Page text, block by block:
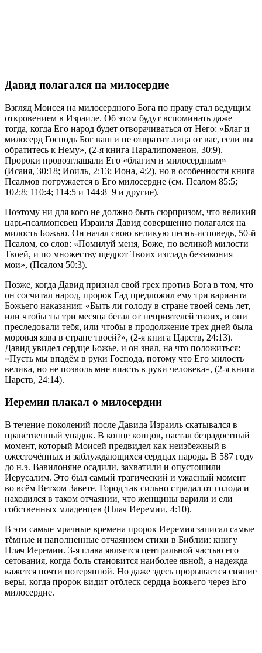
Давид полагался на милосердие
Взгляд Моисея на милосердного Бога по праву стал ведущим
откровением в Израиле. Об этом будут вспоминать даже
тогда, когда Его народ будет отворачиваться от Него: «Благ и
милосерд Господь Бог ваш и не отвратит лица от вас, если вы
обратитесь к Нему», (2-я книга Паралипоменон, 30:9).
Пророки провозглашали Его «благим и милосердным»
(Исаия, 30:18; Иоиль, 2:13; Иона, 4:2), но в особенности книга
Псалмов погружается в Его милосердие (см. Псалом 85:5;
102:8; 110:4; 114:5 и 144:8–9 и другие).
Поэтому ни для кого не должно быть сюрпризом, что великий
царь-псалмопевец Израиля Давид совершенно полагался на
милость Божью. Он начал свою великую песнь-исповедь, 50-й
Псалом, со слов: «Помилуй меня, Боже, по великой милости
Твоей, и по множеству щедрот Твоих изгладь беззакония
мои», (Псалом 50:3).
Позже, когда Давид признал свой грех против Бога в том, что
он сосчитал народ, пророк Гад предложил ему три варианта
Божьего наказания: «Быть ли голоду в стране твоей семь лет,
или чтобы ты три месяца бегал от неприятелей твоих, и они
преследовали тебя, или чтобы в продолжение трех дней была
моровая язва в стране твоей?», (2-я книга Царств, 24:13).
Давид увидел сердце Божье, и он знал, на что положиться:
«Пусть мы впадём в руки Господа, потому что Его милость
велика, но не позволь мне впасть в руки человека», (2-я книга
Царств, 24:14).
Иеремия плакал о милосердии
В течение поколений после Давида Израиль скатывался в
нравственный упадок. В конце концов, настал безрадостный
момент, который Моисей предвидел как неизбежный в
ожесточённых и заблуждающихся сердцах народа. В 587 году
до н.э. Вавилоняне осадили, захватили и опустошили
Иерусалим. Это был самый трагический и ужасный момент
во всём Ветхом Завете. Город так сильно страдал от голода и
находился в таком отчаянии, что женщины варили и ели
собственных младенцев (Плач Иеремии, 4:10).
В эти самые мрачные времена пророк Иеремия записал самые
тёмные и наполненные отчаянием стихи в Библии: книгу
Плач Иеремии. 3-я глава является центральной частью его
сетования, когда боль становится наиболее явной, а надежда
кажется почти потерянной. Но даже здесь прорывается сияние
веры, когда пророк видит отблеск сердца Божьего через Его
милосердие.